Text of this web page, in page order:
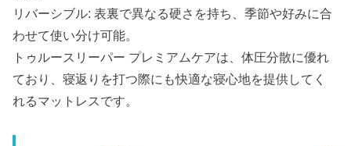
リバーシブル: 表裏で異なる硬さを持ち、季節や好みに合
わせて使い分け可能。
トゥルースリーパー プレミアムケアは、体圧分散に優れ
ており、寝返りを打つ際にも快適な寝心地を提供してく
れるマットレスです。